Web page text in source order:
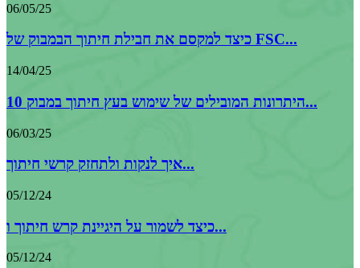
06/05/25
כיצד למקסם את חבילת חיתוך הבמבוק של FSC...
14/04/25
10 היתרונות המובילים של שימוש בעץ חיתוך במבוק...
06/03/25
איך לנקות ולתחזק קרשי חיתוך...
05/12/24
כיצד לשמור על היגיינת קרש חיתוך ו...
05/12/24